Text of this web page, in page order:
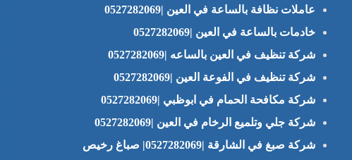
عاملات نظافة بالساعة في العين |0527282069
خادمات بالساعة في العين |0527282069
شركة تنظيف في العين بالساعه |0527282069
شركة تنظيف في الفوعة العين |0527282069
شركة مكافحة الحمام في ابوظبي |0527282069
شركة جلي وتلميع الرخام في العين |0527282069
شركة صبغ في الشارقة |0527282069| صباغ رخيص